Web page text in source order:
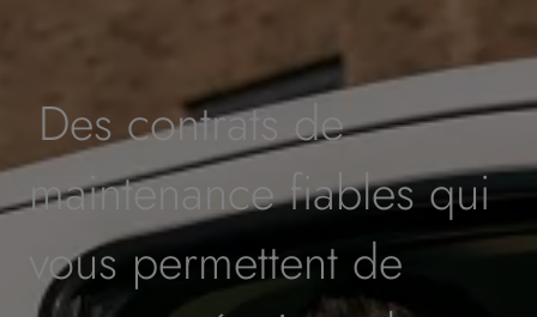
Des contrats de
maintenance fiables qui
vous permettent de